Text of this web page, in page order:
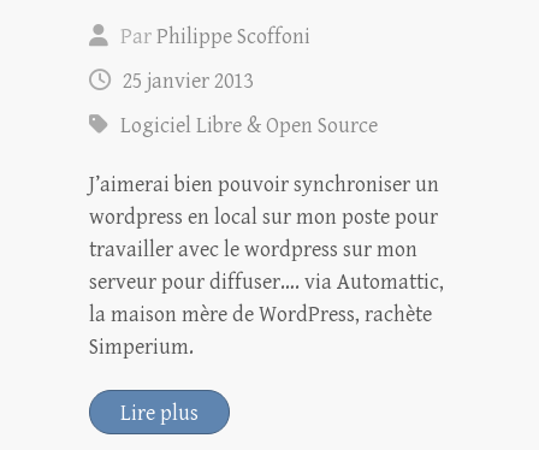
ParPhilippe Scoffoni
25 janvier 2013
Logiciel Libre & Open Source
J’aimerai bien pouvoir synchroniser un
wordpress en local sur mon poste pour
travailler avec le wordpress sur mon
serveur pour diffuser…. via Automattic,
la maison mère de WordPress, rachète
Simperium.
Lire plus